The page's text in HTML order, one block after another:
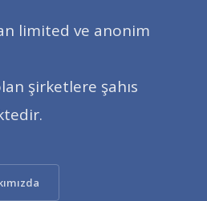
limited ve anonim
şirketlere şahıs